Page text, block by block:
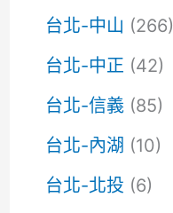
台北-中山 (266)
台北-中正 (42)
台北-信義(85)
台北-內湖 (10)
台北-北投 (6)